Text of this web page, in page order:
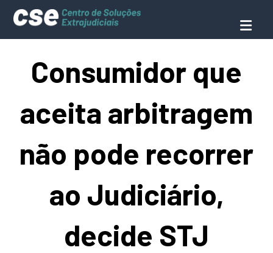
Consumidor que
aceita arbitragem
não pode recorrer
ao Judiciário,
decide STJ